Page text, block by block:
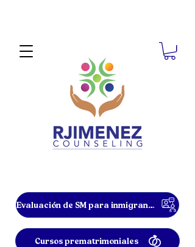
Evaluación de SM para inmigrantes
Cursos prematrimoniales